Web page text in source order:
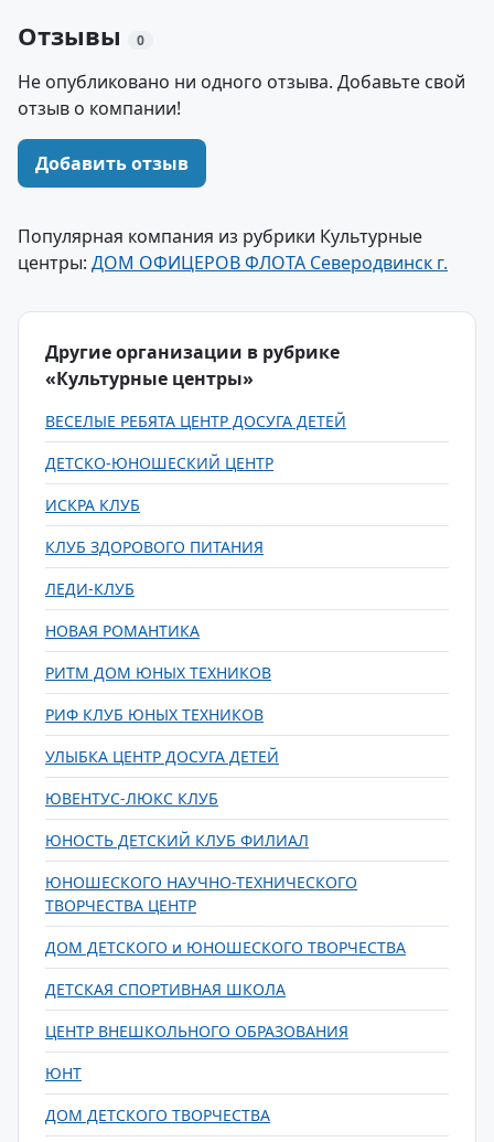
Отзывы 0
Не опубликовано ни одного отзыва. Добавьте свой
отзыв о компании!
Добавить отзыв
Популярная компания из рубрики Культурные
центры: ДОМ ОФИЦЕРОВ ФЛОТА Северодвинск г.
Другие организации в рубрике
«Культурные центры»
ВЕСЕЛЫЕ РЕБЯТА ЦЕНТР ДОСУГА ДЕТЕЙ
ДЕТСКО-ЮНОШЕСКИЙ ЦЕНТР
ИСКРА КЛУБ
КЛУБ ЗДОРОВОГО ПИТАНИЯ
ЛЕДИ-КЛУБ
НОВАЯ РОМАНТИКА
РИТМ ДОМ ЮНЫХ ТЕХНИКОВ
РИФ КЛУБ ЮНЫХ ТЕХНИКОВ
УЛЫБКА ЦЕНТР ДОСУГА ДЕТЕЙ
ЮВЕНТУС-ЛЮКС КЛУБ
ЮНОСТЬ ДЕТСКИЙ КЛУБ ФИЛИАЛ
ЮНОШЕСКОГО НАУЧНО-ТЕХНИЧЕСКОГО
ТВОРЧЕСТВА ЦЕНТР
ДОМ ДЕТСКОГО и ЮНОШЕСКОГО ТВОРЧЕСТВА
ДЕТСКАЯ СПОРТИВНАЯ ШКОЛА
ЦЕНТР ВНЕШКОЛЬНОГО ОБРАЗОВАНИЯ
ЮНТ
ДОМ ДЕТСКОГО ТВОРЧЕСТВА